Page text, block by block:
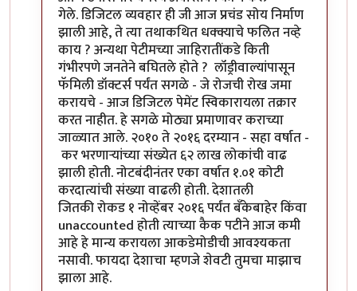
गेले. डिजिटल व्यवहार ही जी आज प्रचंड सोय निर्माण
झाली आहे, ते त्या तथाकथित धक्क्याचे फलित नव्हे
काय ? अन्यथा पेटीमच्या जाहिरातींकडे किती
गंभीरपणे जनतेने बघितले होते ? लॉंड्रीवाल्यांपासून
फॅमिली डॉक्टर्स पर्यंत सगळे - जे रोजची रोख जमा
करायचे - आज डिजिटल पेमेंट स्विकारायला तक्रार
करत नाहीत. हे सगळे मोठ्या प्रमाणावर कराच्या
जाळ्यात आले. २०१० ते २०१६ दरम्यान - सहा वर्षात -
कर भरणाऱ्यांच्या संख्येत ६२ लाख लोकांची वाढ
झाली होती. नोटबंदीनंतर एका वर्षात १.०१ कोटी
करदात्यांची संख्या वाढली होती. देशातली
जितकी रोकड १ नोव्हेंबर २०१६ पर्यंत बँकेबाहेर किंवा
unaccounted होती त्याच्या कैक पटीने आज कमी
आहे हे मान्य करायला आकडेमोडीची आवश्यकता
नसावी. फायदा देशाचा म्हणजे शेवटी तुमचा माझाच
झाला आहे.